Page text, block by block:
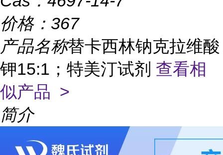
价格： 367
产品名称替卡西林钠克拉维酸
钾15:1；特美汀试剂 查看相
似产品 >
简介